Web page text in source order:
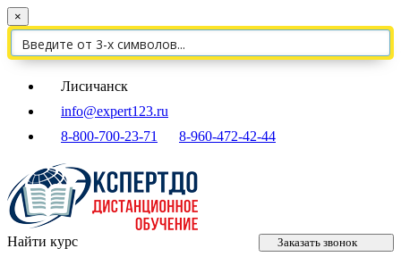
×
Лисичанск
info@expert123.ru
8-800-700-23-71
8-960-472-42-44
Найти курс Заказать звонок